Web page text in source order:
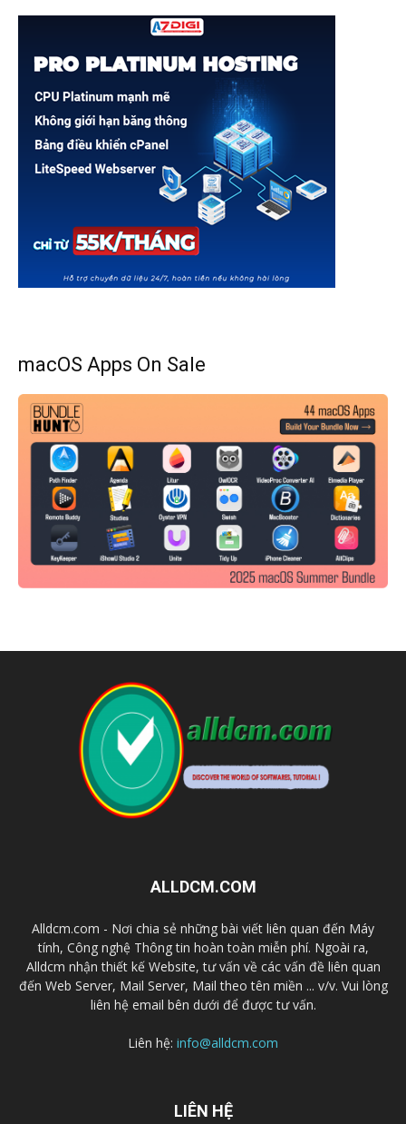
macOS Apps On Sale
ALLDCM.COM
Alldcm.com - Nơi chia sẻ những bài viết liên quan đến Máy
tính, Công nghệ Thông tin hoàn toàn miễn phí. Ngoài ra,
Alldcm nhận thiết kế Website, tư vấn về các vấn đề liên quan
đến Web Server, Mail Server, Mail theo tên miền ... v/v. Vui lòng
liên hệ email bên dưới để được tư vấn.
Liên hệ: info@alldcm.com
LIÊN HỆ